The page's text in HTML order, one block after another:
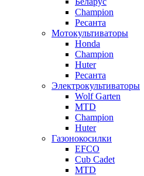
Champion
Ресанта
Мотокультиваторы
Honda
Champion
Huter
Ресанта
Электрокультиваторы
Wolf Garten
MTD
Champion
Huter
Газонокосилки
EFCO
Cub Cadet
MTD